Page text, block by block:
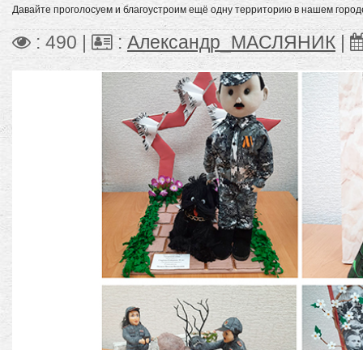
Давайте проголосуем и благоустроим ещё одну территорию в нашем
: 490 | : Александр_МАСЛЯНИК